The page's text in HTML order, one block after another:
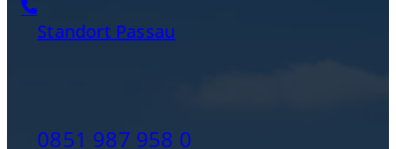
Standort Passau
0851 987 958 0